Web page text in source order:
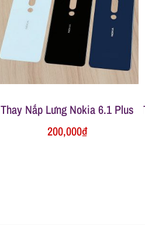
Thay Nắp Lưng Nokia 6.1 Plus
200,000₫